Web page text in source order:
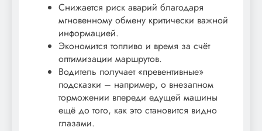
Снижается риск аварий благодаря
мгновенному обмену критически важной
информацией.
Экономится топливо и время за счёт
оптимизации маршрутов.
Водитель получает «превентивные»
подсказки – например, о внезапном
торможении впереди едущей машины
ещё до того, как это становится видно
глазами.